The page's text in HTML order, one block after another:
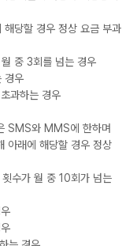
해당할 경우 정상 요금 부과
중 3회를 넘는 경우
경우
과하는 경우
SMS와 MMS에 한하며
아래에 해당할 경우 정상
수가 월 중 10회가 넘는